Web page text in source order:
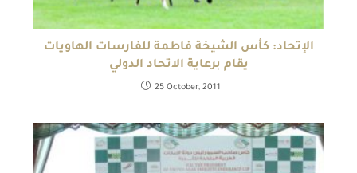
الإتحاد: كأس الشيخة فاطمة للفارسات الهاويات
يقام برعاية الاتحاد الدولي
25 October, 2011